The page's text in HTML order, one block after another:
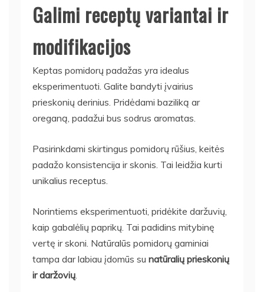
Galimi receptų variantai ir
modifikacijos
Keptas pomidorų padažas yra idealus
eksperimentuoti. Galite bandyti įvairius
prieskonių derinius. Pridėdami baziliką ar
oreganą, padažui bus sodrus aromatas.
Pasirinkdami skirtingus pomidorų rūšius, keitės
padažo konsistencija ir skonis. Tai leidžia kurti
unikalius receptus.
Norintiems eksperimentuoti, pridėkite daržuvių,
kaip gabalėlių paprikų. Tai padidins mitybinę
vertę ir skoni. Natūralūs pomidorų gaminiai
tampa dar labiau įdomūs su natūralių prieskonių
ir daržovių.